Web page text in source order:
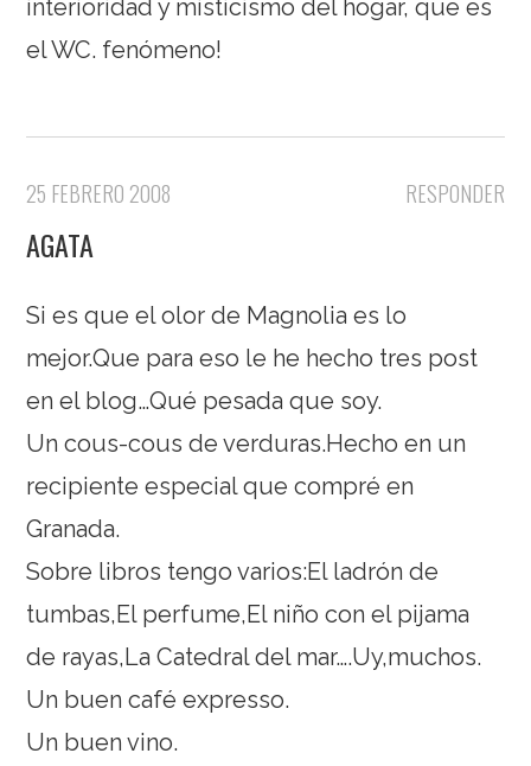
interioridad y misticismo del hogar, que es
el WC. fenómeno!
RESPONDER
25 FEBRERO 2008
AGATA
Si es que el olor de Magnolia es lo
mejor.Que para eso le he hecho tres post
en el blog…Qué pesada que soy.
Un cous-cous de verduras.Hecho en un
recipiente especial que compré en
Granada.
Sobre libros tengo varios:El ladrón de
tumbas,El perfume,El niño con el pijama
de rayas,La Catedral del mar….Uy,muchos.
Un buen café expresso.
Un buen vino.